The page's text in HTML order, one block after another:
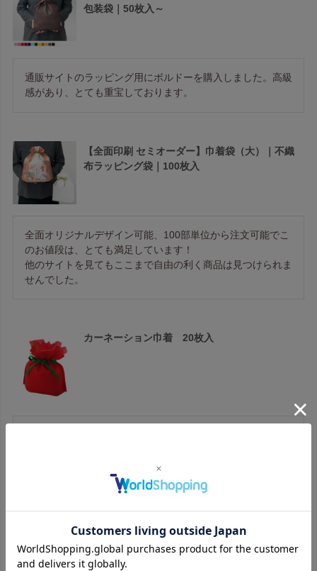
包装袋｜50枚入～
通販サイトのラッピング用にボルドーを購入しました。高級
感があり、とても重宝しております。
【全面印刷 セミオーダー】巾着袋（大）｜不織
布ラッピング袋｜100枚入
全面オリジナルデザイン可能、100部単位から注文可能でこ
のお値段は、とても満足しています！
他のサイトを見てもここまで自由の利く商品は見つけられま
せんでした。
カーネーション巾着 20枚入
ラッピング袋 よくあるご質問